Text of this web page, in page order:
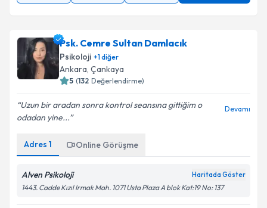
Psk. Cemre Sultan Damlacık
Psikoloji +1diğer
Ankara, Çankaya
5 (132 Değerlendirme)
Uzun bir aradan sonra kontrol seansına gittiğim o
odadan yine...
Devamı
Adres 1 Online Görüşme
Alven Psikoloji Haritada Göster
1443. Cadde Kızıl Irmak Mah. 1071 Usta Plaza A blok Kat:19 No: 137